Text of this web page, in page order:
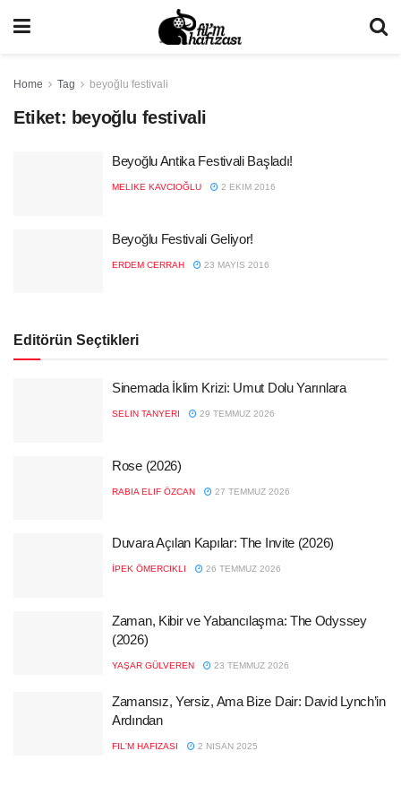
Home Tag beyoğlu festivali
Etiket: beyoğlu festivali
Beyoğlu Antika Festivali Başladı!
MELIKE KAVCIOĞLU 2 EKIM 2016
Beyoğlu Festivali Geliyor!
ERDEM CERRAH 23 MAYIS 2016
Editörün Seçtikleri
Sinemada İklim Krizi: Umut Dolu Yarınlara
SELIN TANYERI 29 TEMMUZ 2026
Rose (2026)
RABIA ELIF ÖZCAN 27 TEMMUZ 2026
Duvara Açılan Kapılar: The Invite (2026)
İPEK ÖMERCIKLI 26 TEMMUZ 2026
Zaman, Kibir ve Yabancılaşma: The Odyssey
(2026)
YAŞAR GÜLVEREN 23 TEMMUZ 2026
Zamansız, Yersiz, Ama Bize Dair: David Lynch’in
Ardından
FIL'M HAFIZASI 2 NISAN 2025